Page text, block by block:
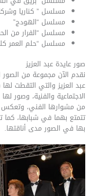
مسلسل ” كناريا
مسلسل “الهودج”
مسلسل “الفرار من
مسلسل “حلم العمر
صور عايدة عبد العزيز
نقدم الآن مجموعة من الصور
عبد العزيز والتي التقطت
الاجتماعية والفنية، وصور
من مشوارها الفني، وتعكس
تتمتع بهما في شبابها،
بها في الصور مدى أناقتها.